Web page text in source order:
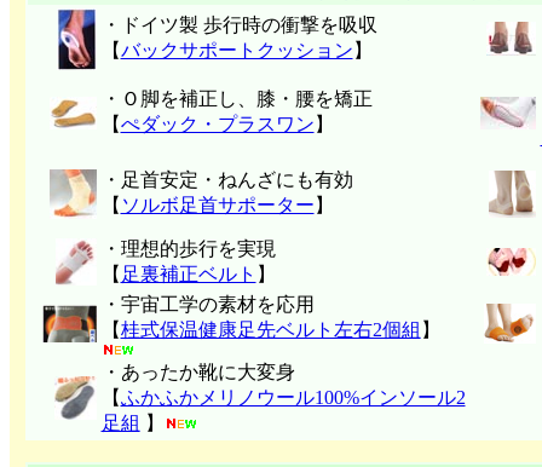
・ドイツ製 歩行時の衝撃を吸収
【バックサポートクッション 】
・Ｏ脚を補正し、膝・腰を矯正
【ぺダック・プラスワン 】
・足首安定・ねんざにも有効
【 ソルボ足首サポーター 】
・理想的歩行を実現
【 足裏補正ベルト 】
・宇宙工学の素材を応用
【桂式保温健康足先ベルト左右2個組 】
・あったか靴に大変身
【ふかふかメリノウール100%インソール2
足組 】